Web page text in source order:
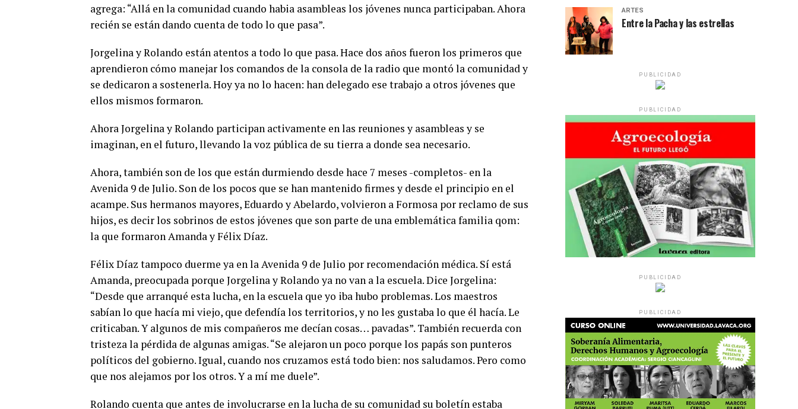
agrega: “Allá en la comunidad cuando habia asambleas los jóvenes nunca participaban. Ahora
recién se están dando cuenta de todo lo que pasa”.
Jorgelina y Rolando están atentos a todo lo que pasa. Hace dos años fueron los primeros que
aprendieron cómo manejar los comandos de la consola de la radio que montó la comunidad y
se dedicaron a sostenerla. Hoy ya no lo hacen: han delegado ese trabajo a otros jóvenes que
ellos mismos formaron.
Ahora Jorgelina y Rolando participan activamente en las reuniones y asambleas y se
imaginan, en el futuro, llevando la voz pública de su tierra a donde sea necesario.
Ahora, también son de los que están durmiendo desde hace 7 meses -completos- en la
Avenida 9 de Julio. Son de los pocos que se han mantenido firmes y desde el principio en el
acampe. Sus hermanos mayores, Eduardo y Abelardo, volvieron a Formosa por reclamo de sus
hijos, es decir los sobrinos de estos jóvenes que son parte de una emblemática familia qom:
la que formaron Amanda y Félix Díaz.
Félix Díaz tampoco duerme ya en la Avenida 9 de Julio por recomendación médica. Sí está
Amanda, preocupada porque Jorgelina y Rolando ya no van a la escuela. Dice Jorgelina:
“Desde que arranqué esta lucha, en la escuela que yo iba hubo problemas. Los maestros
sabían lo que hacía mi viejo, que defendía los territorios, y no les gustaba lo que él hacía. Le
criticaban. Y algunos de mis compañeros me decían cosas… pavadas”. También recuerda con
tristeza la pérdida de algunas amigas.“Se alejaron un poco porque los papás son punteros
políticos del gobierno. Igual, cuando nos cruzamos está todo bien: nos saludamos. Pero como
que nos alejamos por los otros. Y a mí me duele”.
Rolando cuenta que antes de involucrarse en la lucha de su comunidad su boletín estaba
ARTES
Entre la Pacha y las estrellas
PUBLICIDAD
PUBLICIDAD
PUBLICIDAD
PUBLICIDAD